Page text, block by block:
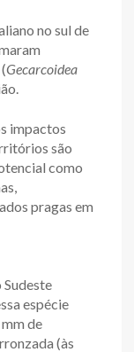
no sul de
Gecarcoidea
impactos
são
como
pragas em
espécie
de
(às